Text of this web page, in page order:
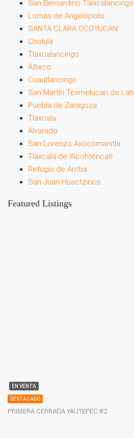
San Bernardino Tlaxcalancingo
Lomas de Angelópolis
SANTA CLARA OCOYUCAN
Cholula
Tlaxcalancingo
Atlixco
Cuautlancingo
San Martín Texmelucan de
Puebla de Zaragoza
Tlaxcala
Alvarado
San Lorenzo Axocomanitla
Tlaxcala de Xicohténcatl
Refugio de Arriba
San Juan Huactzinco
Featured Listings
EN VENTA
DESTACADO
PRIMERA CERRADA YAUTEPEC #2